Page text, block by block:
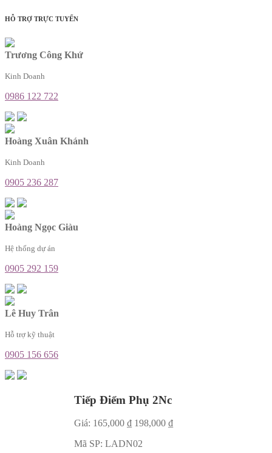
HỖ TRỢ TRỰC TUYẾN
Trương Công Khứ
Kinh Doanh
0986 122 722
Hoàng Xuân Khánh
Kinh Doanh
0905 236 287
Hoàng Ngọc Giàu
Hệ thống dự án
0905 292 159
Lê Huy Trân
Hỗ trợ kỹ thuật
0905 156 656
Tiếp Điểm Phụ 2Nc
Giá: 165,000 ₫ 198,000 ₫
Mã SP: LADN02